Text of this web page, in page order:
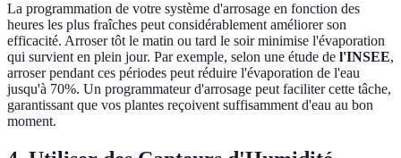
La programmation de votre système d'arrosage en fonction des
heures les plus fraîches peut considérablement améliorer son
efficacité. Arroser tôt le matin ou tard le soir minimise l'évaporation
qui survient en plein jour. Par exemple, selon une étude de l'INSEE,
arroser pendant ces périodes peut réduire l'évaporation de l'eau
jusqu'à 70%. Un programmateur d'arrosage peut faciliter cette tâche,
garantissant que vos plantes reçoivent suffisamment d'eau au bon
moment.